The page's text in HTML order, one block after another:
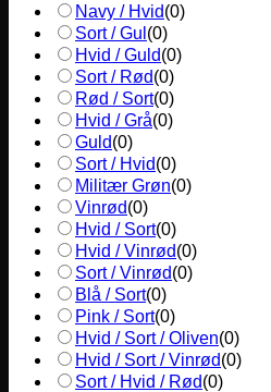
Navy / Hvid(0)
Sort / Gul (0)
Hvid / Guld(0)
Sort / Rød(0)
Rød / Sort(0)
Hvid / Grå(0)
Guld(0)
Sort / Hvid(0)
Militær Grøn(0)
Vinrød(0)
Hvid / Sort(0)
Hvid / Vinrød(0)
Sort / Vinrød(0)
Blå / Sort(0)
Pink / Sort(0)
Hvid / Sort / Oliven(0)
Hvid / Sort / Vinrød(0)
Sort / Hvid / Rød(0)